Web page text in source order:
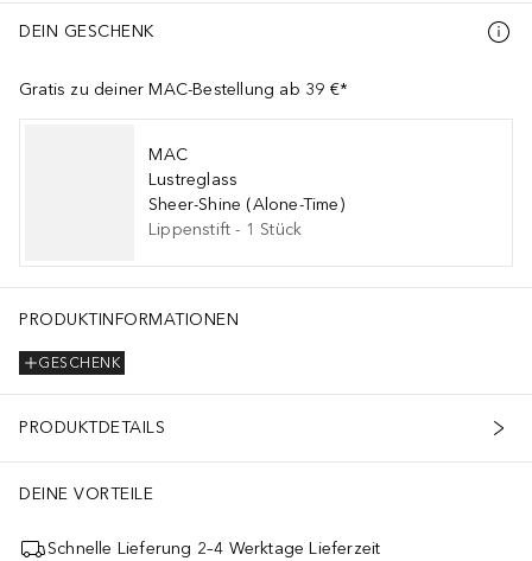
DEIN GESCHENK
Gratis zu deiner MAC-Bestellung ab 39 €*
MAC
Lustreglass
Sheer-Shine (Alone-Time)
Lippenstift - 1 Stück
PRODUKTINFORMATIONEN
GESCHENK
PRODUKTDETAILS
DEINE VORTEILE
Schnelle Lieferung 2–4 Werktage Lieferzeit